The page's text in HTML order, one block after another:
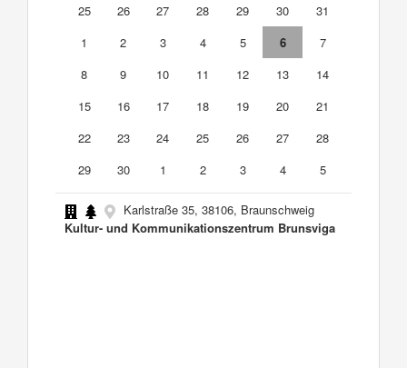
25
26 27 28 29 30
31
1
2 3 4 5 6
7
8
9 10 11 12 13
14
15
16 17 18 19 20
21
22
23 24 25 26 27
28
29
30 1 2 3 4 5
Karlstraße 35, 38106, Braunschweig
Kultur- und Kommunikationszentrum Brunsviga